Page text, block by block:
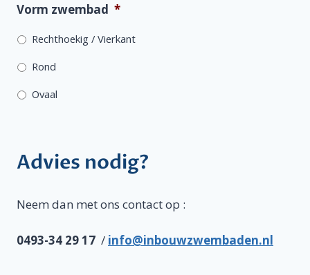
Vorm zwembad *
Rechthoekig / Vierkant
Rond
Ovaal
Advies nodig?
Neem dan met ons contact op :
0493-34 29 17 / info@inbouwzwembaden.nl